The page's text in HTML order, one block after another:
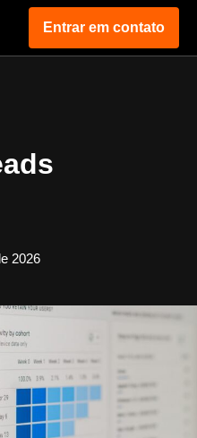
Entrar em contato
2026